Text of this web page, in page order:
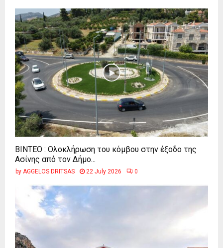
ΒΙΝΤΕΟ : Ολοκλήρωση του κόμβου στην έξοδο της
Ασίνης από τον Δήμο...
by AGGELOS DRITSAS 22 July 2026 0